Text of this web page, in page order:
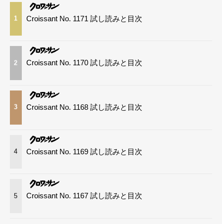
1 Croissant No. 1171 試し読みと目次
2 Croissant No. 1170 試し読みと目次
3 Croissant No. 1168 試し読みと目次
4 Croissant No. 1169 試し読みと目次
5 Croissant No. 1167 試し読みと目次